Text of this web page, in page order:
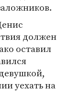
должен
оставил
уехать на